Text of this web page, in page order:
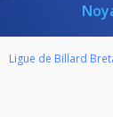
Ligue de Billard